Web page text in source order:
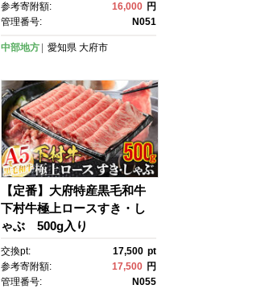
参考寄附額:
16,000 円
管理番号:
N051
中部地方 愛知県 大府市
【定番】大府特産黒毛和牛
下村牛極上ロースすき・し
ゃぶ 500g入り
交換pt: 17,500 pt
参考寄附額:
17,500 円
管理番号:
N055